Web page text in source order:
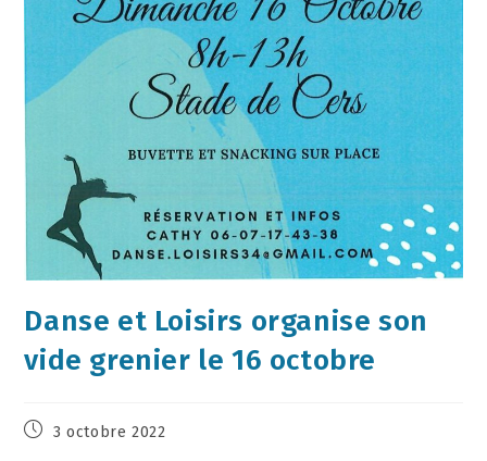
Danse et Loisirs organise son
vide grenier le 16 octobre
3 octobre 2022